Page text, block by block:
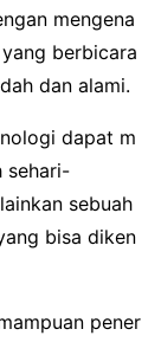
mengena
berbicara
dan alami.
dapat m
sehari-
sebuah
bisa diken
pener